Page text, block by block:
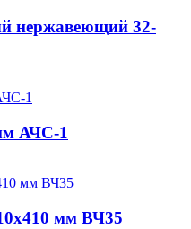
нержавеющий 32-
АЧС-1
мм ВЧ35